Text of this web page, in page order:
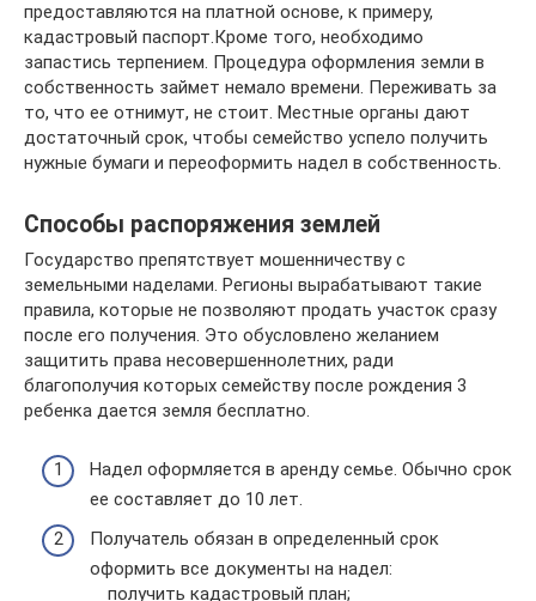
предоставляются на платной основе, к примеру,
кадастровый паспорт.Кроме того, необходимо
запастись терпением. Процедура оформления земли в
собственность займет немало времени. Переживать за
то, что ее отнимут, не стоит. Местные органы дают
достаточный срок, чтобы семейство успело получить
нужные бумаги и переоформить надел в собственность.
Способы распоряжения землей
Государство препятствует мошенничеству с
земельными наделами. Регионы вырабатывают такие
правила, которые не позволяют продать участок сразу
после его получения. Это обусловлено желанием
защитить права несовершеннолетних, ради
благополучия которых семейству после рождения 3
ребенка дается земля бесплатно.
Надел оформляется в аренду семье. Обычно срок
ее составляет до 10 лет.
Получатель обязан в определенный срок
оформить все документы на надел:
получить кадастровый план;